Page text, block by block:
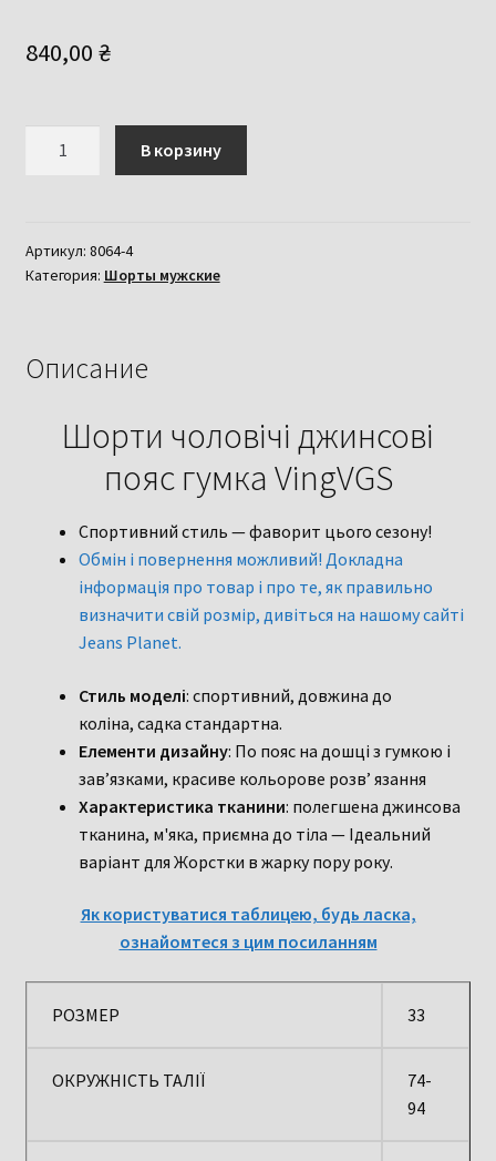
840,00 ₴
джинсові
пояс
В корзину
Артикул: 8064-4
Категория: Шорты мужские
Описание
Шорти чоловічі джинсові
пояс гумка VingVGS
Спортивний стиль — фаворит цього сезону!
Обмін і повернення можливий! Докладна
інформація про товар і про те, як правильно
визначити свій розмір, дивіться на нашому сайті
Jeans Planet.
Стиль моделі: спортивний, довжина до
коліна, садка стандартна.
Елементи дизайну: По пояс на дошці з гумкою і
зав’язками, красиве кольорове розв’ язання
Характеристика тканини: полегшена джинсова
тканина, м'яка, приємна до тіла — Ідеальний
варіант для Жорстки в жарку пору року.
Як користуватися таблицею, будь ласка,
ознайомтеся з цим посиланням
РОЗМЕР 33
ОКРУЖНІСТЬ ТАЛІЇ
74-
94